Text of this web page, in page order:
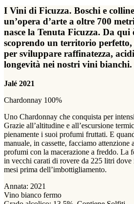
I Vini di Ficuzza. Boschi e
un’opera d’arte a oltre 700
nasce la Tenuta Ficuzza. Da
scoprendo un territorio
per sviluppare raffinatezza,
longevità nei nostri vini bianchi.
Jalé 2021
Chardonnay 100%
Uno Chardonnay che conquista per
Grazie all’altitudine e all’escursione
pienamente i suoi profumi fruttati. E
manuale, in cassette, facciamo attenzione
profumi con la macerazione a freddo. La
in vecchi carati di rovere da 225 litri
mesi prima dell’imbottigliamento.
Annata: 2021
Vino bianco fermo